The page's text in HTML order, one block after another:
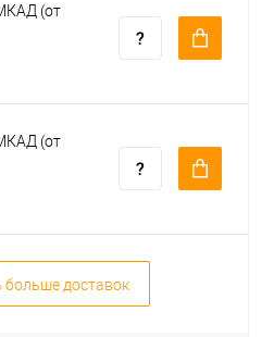
(от
(от
больше доставок